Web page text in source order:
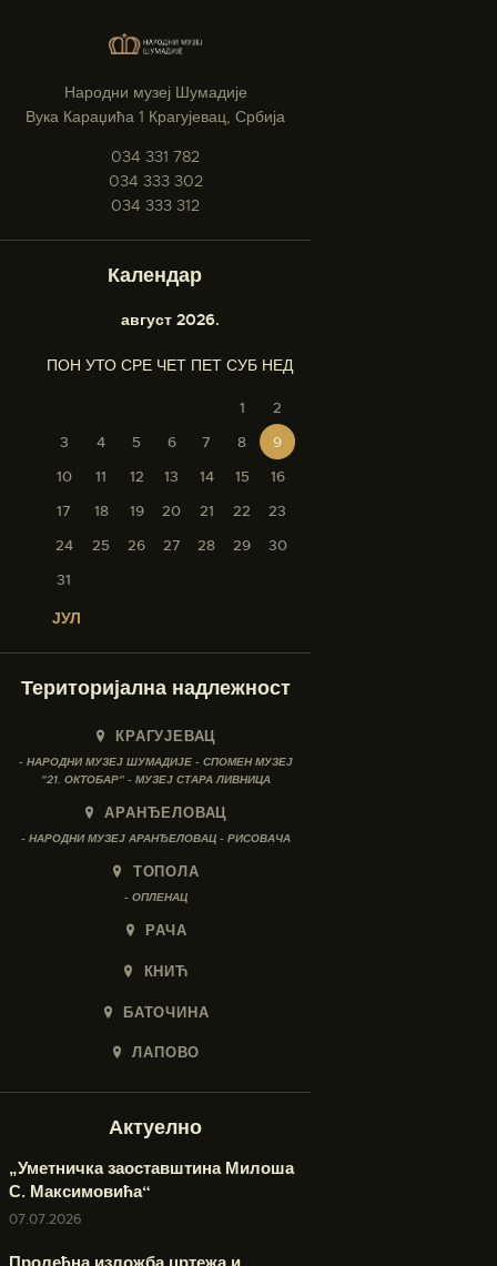
Народни музеј Шумадије
Вука Караџића 1 Крагујевац, Србија
034 331 782
034 333 302
034 333 312
Календар
август 2026.
ПОН УТО СРЕ ЧЕТ ПЕТ СУБ НЕД
1
2
3
4 5 6 7 8
9
10
11 12 13 14 15
16
17
18 19 20 21 22
23
24
25 26 27 28 29
30
31
« ЈУЛ
Територијална надлежност
КРАГУЈЕВАЦ
- НАРОДНИ МУЗЕЈ ШУМАДИЈЕ - СПОМЕН МУЗЕЈ
"21. ОКТОБАР" - МУЗЕЈ СТАРА ЛИВНИЦА
АРАНЂЕЛОВАЦ
- НАРОДНИ МУЗЕЈ АРАНЂЕЛОВАЦ - РИСОВАЧА
ТОПОЛА
- ОПЛЕНАЦ
РАЧА
КНИЋ
БАТОЧИНА
ЛАПОВО
Актуелно
„Уметничка заоставштина Милоша
С. Максимовића“
07.07.2026